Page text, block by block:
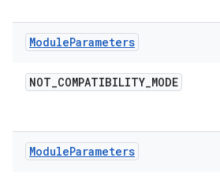
ModuleParameters
NOT_COMPATIBILITY_MODE
ModuleParameters